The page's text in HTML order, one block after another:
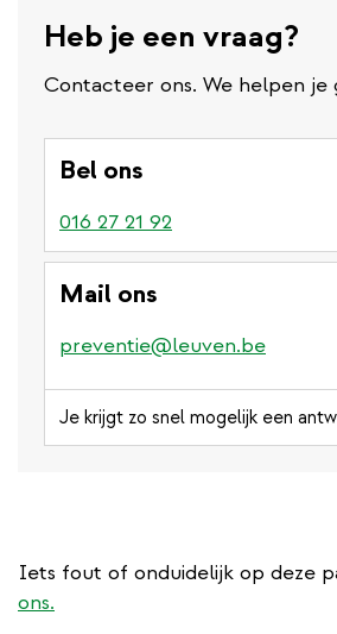
Heb je een vraag?
Contacteer ons. We helpen je
Bel ons
016 27 21 92
Mail ons
preventie@leuven.be
Je krijgt zo snel mogelijk een
Iets fout of onduidelijk op deze
ons.